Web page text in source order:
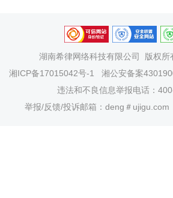
湖南希律网络科技有限公司
版权
湘ICP备17015042号-1
湘公安备案
违法和不良信息举报电话：
举报/反馈/投诉邮箱：deng＃ujigu.com